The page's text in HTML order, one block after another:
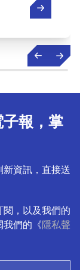
報，掌
資訊，直接送
，以及我們的
我們的《隱私聲